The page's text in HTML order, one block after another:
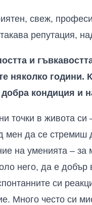
свеж,
репутация,
и
няколко години.
кондиция и
в живота си
мен да се
на уменията –
него, да е
си
Много често си